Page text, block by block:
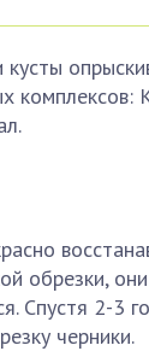
кусты
комплексов:
обрезки,
Спустя 2-3
черники.